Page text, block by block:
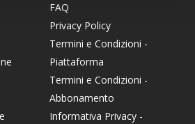
FAQ
Privacy Policy
Termini e Condizioni -
Piattaforma
Termini e Condizioni -
Abbonamento
Informativa Privacy -